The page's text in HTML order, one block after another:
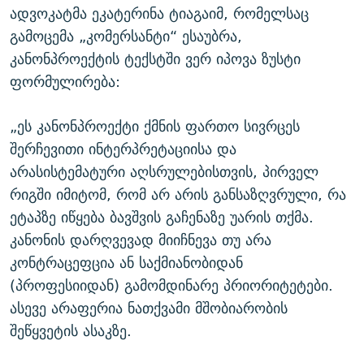
ადვოკატმა ეკატერინა ტიაგაიმ, რომელსაც
გამოცემა „კომერსანტი“ ესაუბრა,
კანონპროექტის ტექსტში ვერ იპოვა ზუსტი
ფორმულირება:
„ეს კანონპროექტი ქმნის ფართო სივრცეს
შერჩევითი ინტერპრეტაციისა და
არასისტემატური აღსრულებისთვის, პირველ
რიგში იმიტომ, რომ არ არის განსაზღვრული, რა
ეტაპზე იწყება ბავშვის გაჩენაზე უარის თქმა.
კანონის დარღვევად მიიჩნევა თუ არა
კონტრაცეფცია ან საქმიანობიდან
(პროფესიიდან) გამომდინარე პრიორიტეტები.
ასევე არაფერია ნათქვამი მშობიარობის
შეწყვეტის ასაკზე.